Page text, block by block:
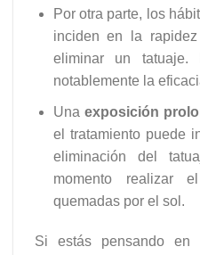
Por otra parte, los
inciden en la
eliminar un tatuaje.
notablemente la
Unaexposición
el tratamiento puede
eliminación del
momento realizar
quemadas por el sol.
Si estás pensando en